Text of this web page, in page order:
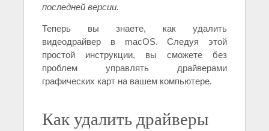
последней версии.
Теперь вы знаете, как удалить
видеодрайвер в macOS. Следуя этой
простой инструкции, вы сможете без
проблем управлять драйверами
графических карт на вашем компьютере.
Как удалить драйверы